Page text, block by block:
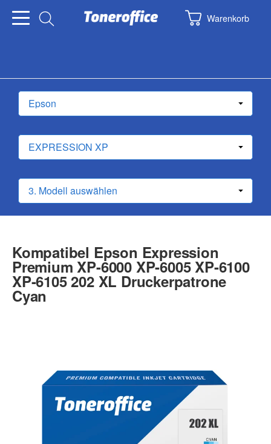
Warenkorb
Kompatibel Epson Expression
Premium XP-6000 XP-6005 XP-6100
XP-6105 202 XL Druckerpatrone
Cyan